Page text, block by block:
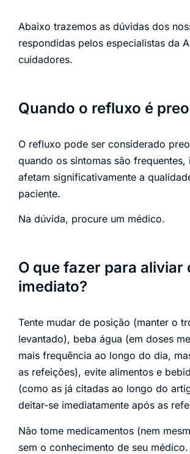
Abaixo trazemos as dúvidas dos
respondidas pelos especialistas da
cuidadores.
Quando o refluxo é
O refluxo pode ser considerado
quando os sintomas são frequentes,
afetam significativamente a
paciente.
Na dúvida, procure um médico.
O que fazer para aliviar
imediato?
Tente mudar de posição (manter o
levantado), beba água (em doses
mais frequência ao longo do dia,
as refeições), evite alimentos e
(como as já citadas ao longo do
deitar-se imediatamente após as
Não tome medicamentos (nem
sem o conhecimento de seu médico.